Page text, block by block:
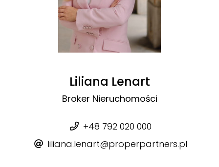
Liliana Lenart
Broker Nieruchomości
+48 792 020 000
liliana.lenart@properpartners.pl